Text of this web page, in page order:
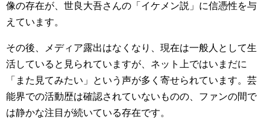
像の存在が、世良大吾さんの「イケメン説」に信憑性を与
えています。
その後、メディア露出はなくなり、現在は一般人として生
活していると見られていますが、ネット上ではいまだに
「また見てみたい」という声が多く寄せられています。芸
能界での活動歴は確認されていないものの、ファンの間で
は静かな注目が続いている存在です。